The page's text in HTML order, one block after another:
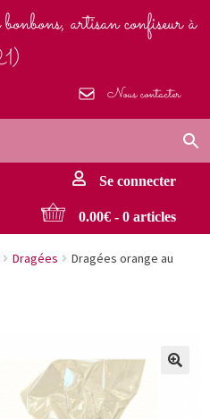
artisan confiseur à
Nous contacter
Se connecter
0.00€- 0 articles
Dragées
Dragées orange au